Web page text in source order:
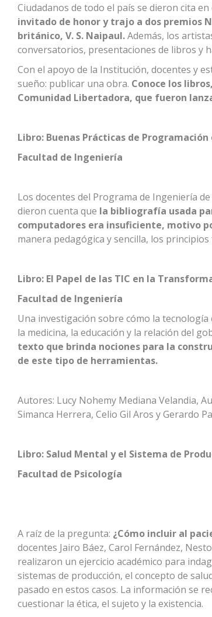
Ciudadanos de todo el país se dieron cita
invitado de honor y trajo a dos premios
británico, V. S. Naipaul.Además, los
conversatorios, presentaciones de libros y
Con el apoyo de la Institución, docentes y
sueño: publicar una obra. Conoce los
Comunidad Libertadora, que fueron
Libro: Buenas Prácticas de
Facultad de Ingeniería
Los docentes del Programa de Ingeniería
dieron cuenta que la bibliografía usada
computadores era insuficiente, motivo
manera pedagógica y sencilla, los
Libro: El Papel de las TIC en la
Facultad de Ingeniería
Una investigación sobre cómo la
la medicina, la educación y la relación del
texto que brinda nociones para la
de este tipo de herramientas.
Autores: Lucy Nohemy Mediana Velandia,
Simanca Herrera, Celio Gil Aros y Gerardo
Libro: Salud Mental y el Sistema de
Facultad de Psicología
A raíz de la pregunta: ¿Cómo incluir al
docentes Jairo Báez, Carol Fernández,
realizaron un ejercicio académico para
sistemas de producción, el concepto de
pasado en estos casos. La información se
cuestionar la ética, el sujeto y la existencia.